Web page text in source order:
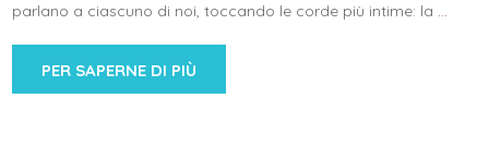
parlano a ciascuno di noi, toccando le corde più intime: la …
PER SAPERNE DI PIÙ